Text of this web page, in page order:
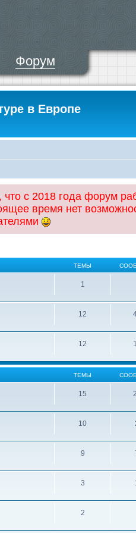
Форум
в Европе
с 2018 года форум
время нет
ТЕМЫ
1
12
12
ТЕМЫ
15
10
9
3
2